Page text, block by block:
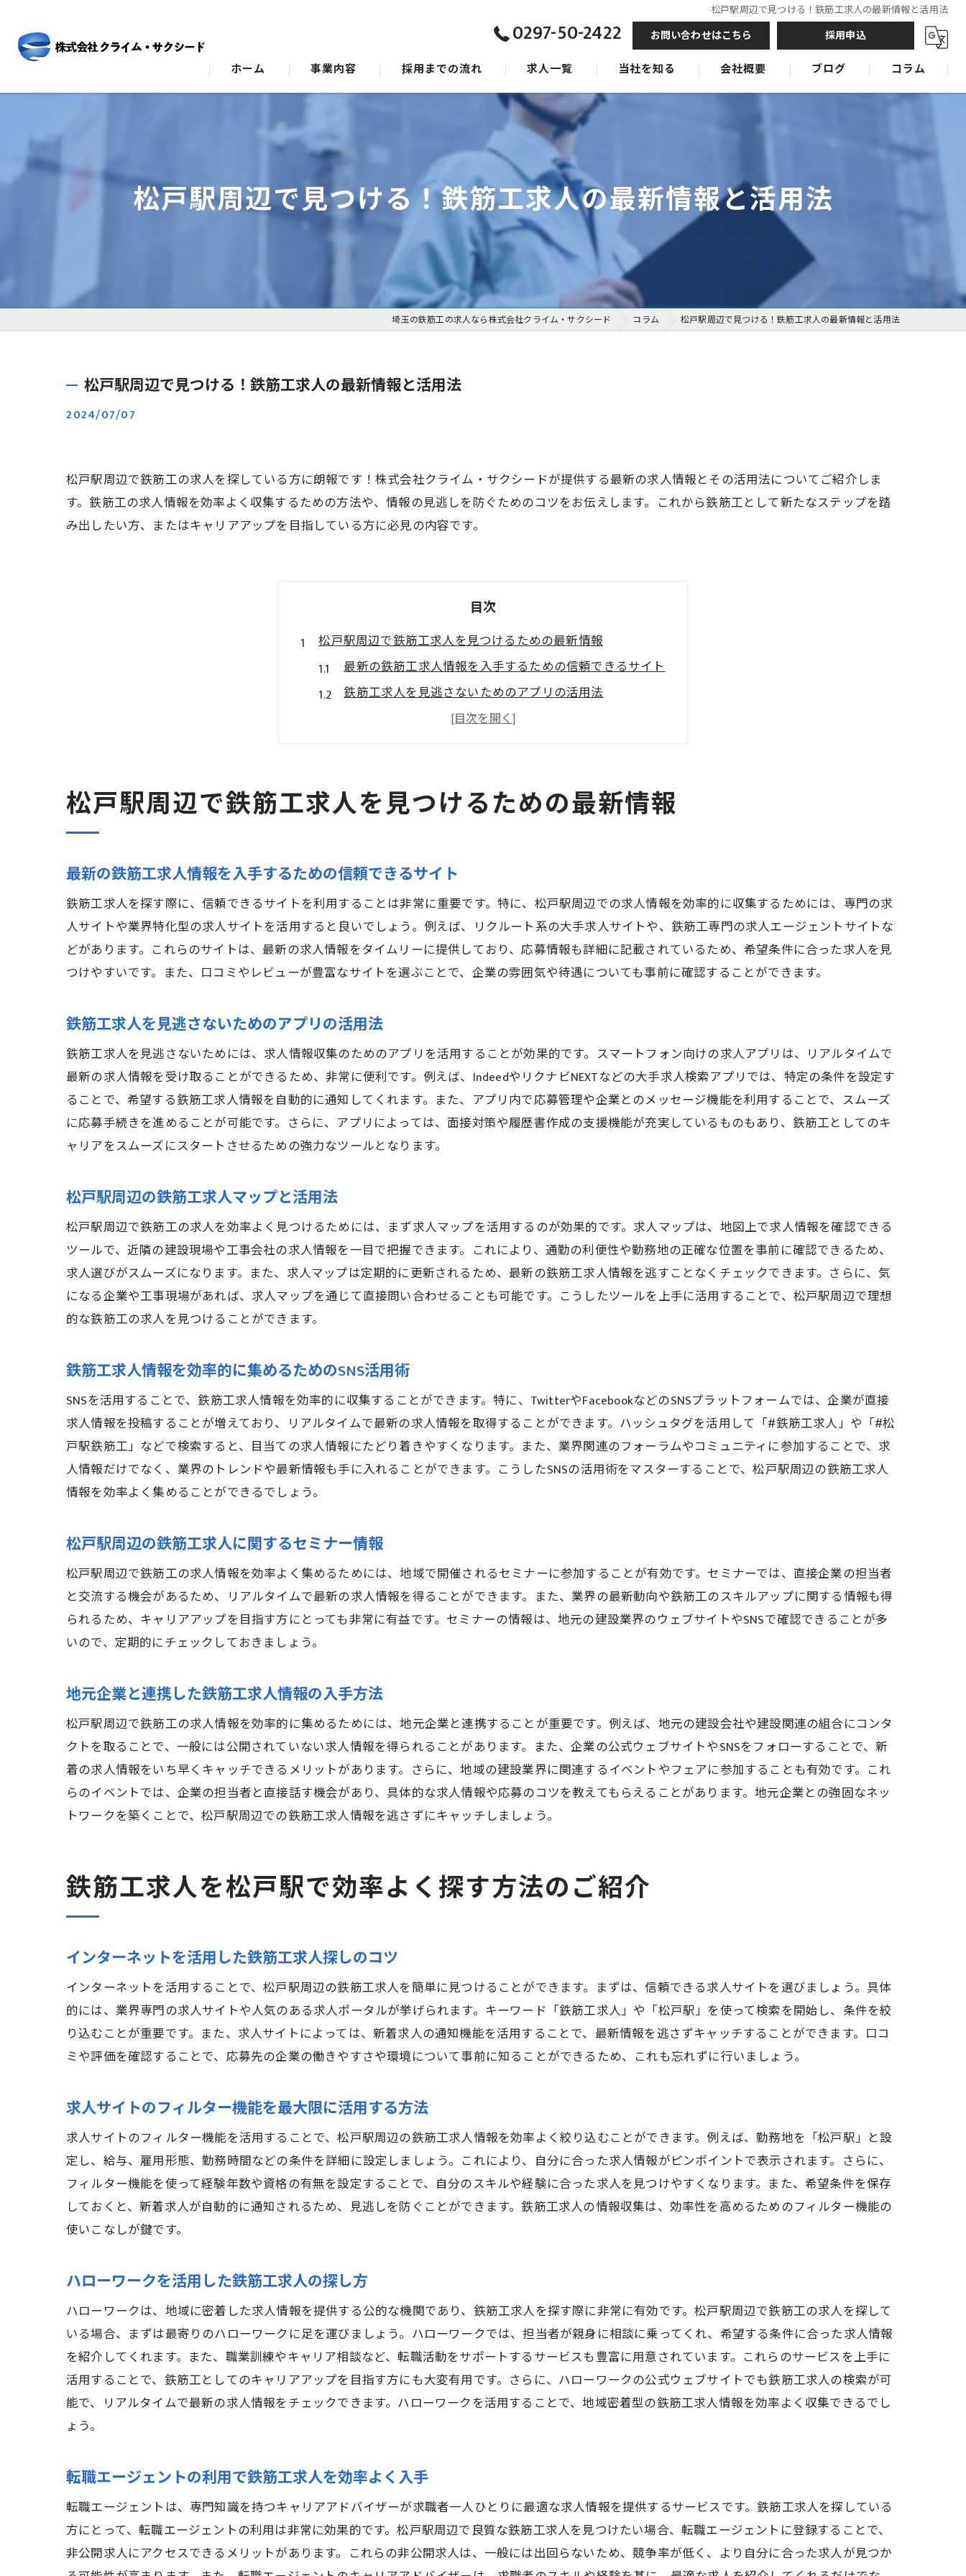
松戸駅周辺で見つける！鉄筋工求人の最新情報と活用法
0297-50-2422 お問い合わせはこちら 採用申込
ホーム 事業内容
スタッフ
採用までの流れ 求人一覧 当社を知る
千葉の鉄筋工
未経験
会社概要 ブログ コラム
松戸駅周辺で見つける！鉄筋工求人の最新情報と活用法
埼玉の鉄筋工の求人なら株式会社クライム・サクシード コラム 松戸駅周辺で見つける！鉄筋工求人の最新情報と活用法
松戸駅周辺で見つける！鉄筋工求人の最新情報と活用法
2024/07/07
松戸駅周辺で鉄筋工の求人を探している方に朗報です！株式会社クライム・サクシードが提供する最新の求人情報とその活用法についてご紹介しま
す。鉄筋工の求人情報を効率よく収集するための方法や、情報の見逃しを防ぐためのコツをお伝えします。これから鉄筋工として新たなステップを踏
み出したい方、またはキャリアアップを目指している方に必見の内容です。
目次
松戸駅周辺で鉄筋工求人を見つけるための最新情報
最新の鉄筋工求人情報を入手するための信頼できるサイト
鉄筋工求人を見逃さないためのアプリの活用法
松戸駅周辺の鉄筋工求人マップと活用法
地元企業と連携した鉄筋工求人情報の入手方法
求人サイトのフィルター機能を最大限に活用する方法
ハローワークを活用した鉄筋工求人の探し方
転職エージェントの利用で鉄筋工求人を効率よく入手
松戸駅周辺の建設会社を直接訪れるメリット
地域新聞の求人欄の活用法
求人アラート機能を活用して新着情報を逃さない
メールマガジンに登録して最新求人情報を取得
定期的な求人情報サイトのチェック方法
SNSグループでの求人情報交換法
地域イベントやフェアでの情報収集法
鉄筋工求人を松戸駅周辺で効率的に収集する方法
地域の求人掲示板を活用するコツ
求人アプリのおすすめと使い方
建設業界のネットワークを広げる方法
キャリアアップを目指す鉄筋工へ松戸駅の求人情報
キャリアアップに役立つ鉄筋工求人の見極め方
資格取得支援がある求人企業の特徴
キャリア相談サービスを利用するメリット
鉄筋工のキャリアパスと求人選びのポイント
松戸駅周辺の鉄筋工求人最新情報を徹底解説
最新の鉄筋工求人市場の動向
松戸駅周辺で人気のある鉄筋工求人の特徴
応募前に確認したい企業の評判と社風
現場の声から見る鉄筋工求人の現実
鉄筋工求人を松戸駅付近で見つけるための秘訣
求人サイトの検索機能を最大限に活用する方法
松戸駅周辺の求人掲示板をフル活用
対象エリアを絞り込んだ効率的な求人探し
早期に求人情報をキャッチするための方法
求人検索アプリの便利な機能と使い方
松戸駅周辺の建設現場での求人掲示を確認
面接対策と自己PRのポイント
企業見学で得られる生の情報
オンライン面談での鉄筋工求人の探し方
松戸駅周辺で鉄筋工求人を見つけるための最新情報
最新の鉄筋工求人情報を入手するための信頼できるサイト
鉄筋工求人を探す際に、信頼できるサイトを利用することは非常に重要です。特に、松戸駅周辺での求人情報を効率的に収集するためには、専門の求
人サイトや業界特化型の求人サイトを活用すると良いでしょう。例えば、リクルート系の大手求人サイトや、鉄筋工専門の求人エージェントサイトな
どがあります。これらのサイトは、最新の求人情報をタイムリーに提供しており、応募情報も詳細に記載されているため、希望条件に合った求人を見
つけやすいです。また、口コミやレビューが豊富なサイトを選ぶことで、企業の雰囲気や待遇についても事前に確認することができます。
鉄筋工求人を見逃さないためのアプリの活用法
鉄筋工求人を見逃さないためには、求人情報収集のためのアプリを活用することが効果的です。スマートフォン向けの求人アプリは、リアルタイムで
最新の求人情報を受け取ることができるため、非常に便利です。例えば、IndeedやリクナビNEXTなどの大手求人検索アプリでは、特定の条件を設定す
ることで、希望する鉄筋工求人情報を自動的に通知してくれます。また、アプリ内で応募管理や企業とのメッセージ機能を利用することで、スムーズ
に応募手続きを進めることが可能です。さらに、アプリによっては、面接対策や履歴書作成の支援機能が充実しているものもあり、鉄筋工としてのキ
ャリアをスムーズにスタートさせるための強力なツールとなります。
松戸駅周辺の鉄筋工求人マップと活用法
松戸駅周辺で鉄筋工の求人を効率よく見つけるためには、まず求人マップを活用するのが効果的です。求人マップは、地図上で求人情報を確認できる
ツールで、近隣の建設現場や工事会社の求人情報を一目で把握できます。これにより、通勤の利便性や勤務地の正確な位置を事前に確認できるため、
求人選びがスムーズになります。また、求人マップは定期的に更新されるため、最新の鉄筋工求人情報を逃すことなくチェックできます。さらに、気
になる企業や工事現場があれば、求人マップを通じて直接問い合わせることも可能です。こうしたツールを上手に活用することで、松戸駅周辺で理想
的な鉄筋工の求人を見つけることができます。
鉄筋工求人情報を効率的に集めるためのSNS活用術
SNSを活用することで、鉄筋工求人情報を効率的に収集することができます。特に、TwitterやFacebookなどのSNSプラットフォームでは、企業が直接
求人情報を投稿することが増えており、リアルタイムで最新の求人情報を取得することができます。ハッシュタグを活用して「#鉄筋工求人」や「#松
戸駅鉄筋工」などで検索すると、目当ての求人情報にたどり着きやすくなります。また、業界関連のフォーラムやコミュニティに参加することで、求
人情報だけでなく、業界のトレンドや最新情報も手に入れることができます。こうしたSNSの活用術をマスターすることで、松戸駅周辺の鉄筋工求人
情報を効率よく集めることができるでしょう。
松戸駅周辺の鉄筋工求人に関するセミナー情報
松戸駅周辺で鉄筋工の求人情報を効率よく集めるためには、地域で開催されるセミナーに参加することが有効です。セミナーでは、直接企業の担当者
と交流する機会があるため、リアルタイムで最新の求人情報を得ることができます。また、業界の最新動向や鉄筋工のスキルアップに関する情報も得
られるため、キャリアアップを目指す方にとっても非常に有益です。セミナーの情報は、地元の建設業界のウェブサイトやSNSで確認できることが多
いので、定期的にチェックしておきましょう。
地元企業と連携した鉄筋工求人情報の入手方法
松戸駅周辺で鉄筋工の求人情報を効率的に集めるためには、地元企業と連携することが重要です。例えば、地元の建設会社や建設関連の組合にコンタ
クトを取ることで、一般には公開されていない求人情報を得られることがあります。また、企業の公式ウェブサイトやSNSをフォローすることで、新
着の求人情報をいち早くキャッチできるメリットがあります。さらに、地域の建設業界に関連するイベントやフェアに参加することも有効です。これ
らのイベントでは、企業の担当者と直接話す機会があり、具体的な求人情報や応募のコツを教えてもらえることがあります。地元企業との強固なネッ
トワークを築くことで、松戸駅周辺での鉄筋工求人情報を逃さずにキャッチしましょう。
鉄筋工求人を松戸駅で効率よく探す方法のご紹介
インターネットを活用した鉄筋工求人探しのコツ
インターネットを活用することで、松戸駅周辺の鉄筋工求人を簡単に見つけることができます。まずは、信頼できる求人サイトを選びましょう。具体
的には、業界専門の求人サイトや人気のある求人ポータルが挙げられます。キーワード「鉄筋工求人」や「松戸駅」を使って検索を開始し、条件を絞
り込むことが重要です。また、求人サイトによっては、新着求人の通知機能を活用することで、最新情報を逃さずキャッチすることができます。口コ
ミや評価を確認することで、応募先の企業の働きやすさや環境について事前に知ることができるため、これも忘れずに行いましょう。
求人サイトのフィルター機能を最大限に活用する方法
求人サイトのフィルター機能を活用することで、松戸駅周辺の鉄筋工求人情報を効率よく絞り込むことができます。例えば、勤務地を「松戸駅」と設
定し、給与、雇用形態、勤務時間などの条件を詳細に設定しましょう。これにより、自分に合った求人情報がピンポイントで表示されます。さらに、
フィルター機能を使って経験年数や資格の有無を設定することで、自分のスキルや経験に合った求人を見つけやすくなります。また、希望条件を保存
しておくと、新着求人が自動的に通知されるため、見逃しを防ぐことができます。鉄筋工求人の情報収集は、効率性を高めるためのフィルター機能の
使いこなしが鍵です。
ハローワークを活用した鉄筋工求人の探し方
ハローワークは、地域に密着した求人情報を提供する公的な機関であり、鉄筋工求人を探す際に非常に有効です。松戸駅周辺で鉄筋工の求人を探して
いる場合、まずは最寄りのハローワークに足を運びましょう。ハローワークでは、担当者が親身に相談に乗ってくれ、希望する条件に合った求人情報
を紹介してくれます。また、職業訓練やキャリア相談など、転職活動をサポートするサービスも豊富に用意されています。これらのサービスを上手に
活用することで、鉄筋工としてのキャリアアップを目指す方にも大変有用です。さらに、ハローワークの公式ウェブサイトでも鉄筋工求人の検索が可
能で、リアルタイムで最新の求人情報をチェックできます。ハローワークを活用することで、地域密着型の鉄筋工求人情報を効率よく収集できるでし
ょう。
転職エージェントの利用で鉄筋工求人を効率よく入手
転職エージェントは、専門知識を持つキャリアアドバイザーが求職者一人ひとりに最適な求人情報を提供するサービスです。鉄筋工求人を探している
方にとって、転職エージェントの利用は非常に効果的です。松戸駅周辺で良質な鉄筋工求人を見つけたい場合、転職エージェントに登録することで、
非公開求人にアクセスできるメリットがあります。これらの非公開求人は、一般には出回らないため、競争率が低く、より自分に合った求人が見つか